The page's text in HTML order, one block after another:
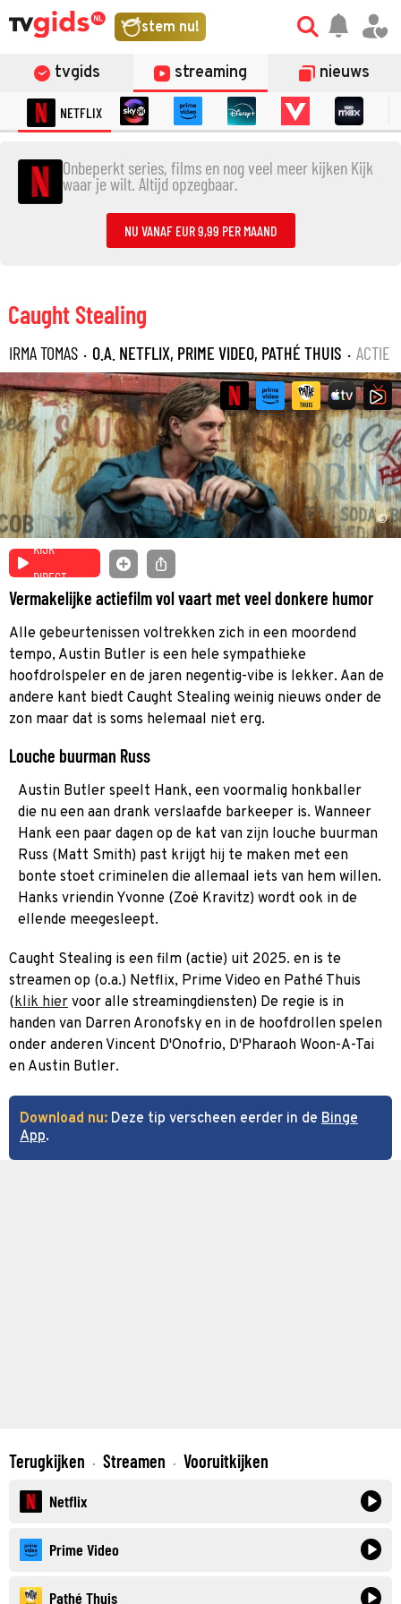
stem nu!
tvgids streaming nieuws
NETFLIX
Onbeperkt series, films en nog veel meer kijken Kijk
waar je wilt. Altijd opzegbaar.
NU VANAF EUR 9,99 PER MAAND
Caught Stealing
IRMA TOMAS · O.A. NETFLIX, PRIME VIDEO, PATHÉ THUIS · ACTIE
©
KIJK
DIRECT
Vermakelijke actiefilm vol vaart met veel donkere humor
Alle gebeurtenissen voltrekken zich in een moordend
tempo, Austin Butler is een hele sympathieke
hoofdrolspeler en de jaren negentig-vibe is lekker. Aan de
andere kant biedt Caught Stealing weinig nieuws onder de
zon maar dat is soms helemaal niet erg.
Louche buurman Russ
Austin Butler speelt Hank, een voormalig honkballer
die nu een aan drank verslaafde barkeeper is. Wanneer
Hank een paar dagen op de kat van zijn louche buurman
Russ (Matt Smith) past krijgt hij te maken met een
bonte stoet criminelen die allemaal iets van hem willen.
Hanks vriendin Yvonne (Zoë Kravitz) wordt ook in de
ellende meegesleept.
Caught Stealing is een film (actie) uit 2025. en is te
streamen op (o.a.) Netflix, Prime Video en Pathé Thuis
(klik hier voor alle streamingdiensten) De regie is in
handen van Darren Aronofsky en in de hoofdrollen spelen
onder anderen Vincent D'Onofrio, D'Pharaoh Woon-A-Tai
en Austin Butler.
Download nu: Deze tip verscheen eerder in de Binge
App.
Terugkijken · Streamen · Vooruitkijken
Netflix
Prime Video
Pathé Thuis